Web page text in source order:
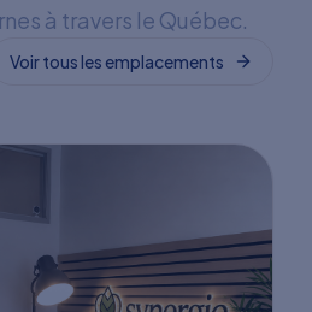
à travers le Québec.
Voir tous les emplacements